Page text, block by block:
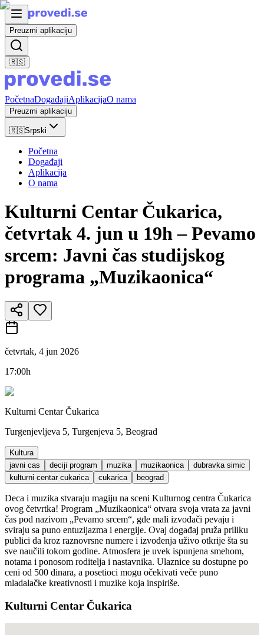
Preuzmi aplikaciju
🇷🇸
PočetnaDogađajiAplikacijaO nama
Preuzmi aplikaciju
🇷🇸Srpski
Početna
Događaji
Aplikacija
O nama
Kulturni Centar Čukarica,
četvrtak 4. jun u 19h – Pevamo
srcem: Javni čas studijskog
programa „Muzikaonica“
četvrtak, 4 jun 2026
17:00h
Kulturni Centar Čukarica
Turgenjevljeva 5, Turgenjeva 5, Beograd
Kultura
javni cas
deciji program muzika muzikaonica
dubravka simic
kulturni centar cukarica
cukarica beograd
Deca i muzika stvaraju magiju na sceni Kulturnog centra Čukarica
ovog četvrtka! Program „Muzikaonica“ otvara svoja vrata za javni
čas pod nazivom „Pevamo srcem“, gde mali izvođači pevaju i
sviraju sa puno entuzijazma i energije. Ovaj događaj pruža priliku
publici da kroz raznovrsne numere i izvođenja uživo otkrije šta su
sve naučili tokom godine. Atmosfera je uvek ispunjena smehom,
notama i ponosom roditelja i nastavnika. Ulaznice su dostupne po
ceni od 500 dinara, a posetioci mogu očekivati veče puno
mladalačke kreativnosti i muzike koja inspiriše.
Kulturni Centar Čukarica